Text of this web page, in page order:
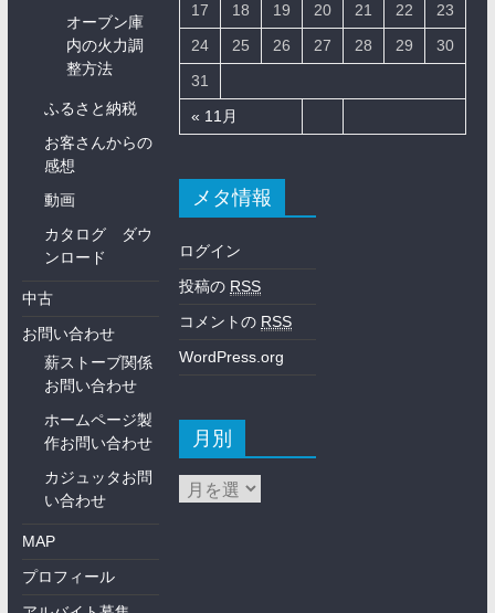
オーブン庫
内の火力調
整方法
ふるさと納税
お客さんからの
感想
動画
カタログ ダウ
ンロード
中古
お問い合わせ
薪ストーブ関係
お問い合わせ
ホームページ製
作お問い合わせ
カジュッタお問
い合わせ
MAP
プロフィール
« 11月
17
18 19 20 21 22
23
24
25 26 27 28 29
30
31
メタ情報
ログイン
投稿の RSS
コメントの RSS
WordPress.org
月別